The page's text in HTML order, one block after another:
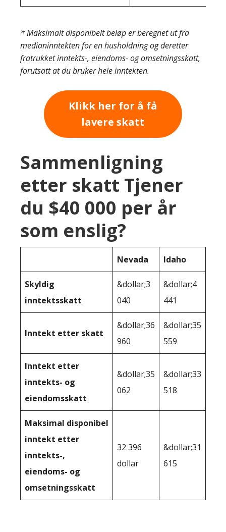
* Maksimalt disponibelt beløp er beregnet ut fra
medianinntekten for en husholdning og deretter
fratrukket inntekts-, eiendoms- og omsetningsskatt,
forutsatt at du bruker hele inntekten.
Klikk her for å få
lavere skatt
Sammenligning
etter skatt Tjener
du $40 000 per år
som enslig?
Nevada Idaho
Skyldig
inntektsskatt
&dollar;3
040
&dollar;4
441
Inntekt etter skatt
&dollar;36
960
&dollar;35
559
Inntekt etter
inntekts- og
eiendomsskatt
&dollar;35
062
&dollar;33
518
Maksimal disponibel
inntekt etter
inntekts-,
eiendoms- og
omsetningsskatt
32 396
dollar
&dollar;31
615